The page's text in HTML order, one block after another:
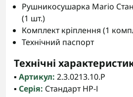
Рушникосушарка Mario
(1 шт.)
Комплект кріплення (1
Технічний паспорт
Технічні
▪️ Артикул: 2.3.0213.10.P
▪️ Серія: Стандарт НР-І